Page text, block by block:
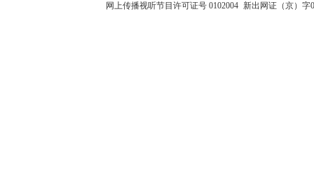
网上传播视听节目许可证号 0102004 新出网证（京）